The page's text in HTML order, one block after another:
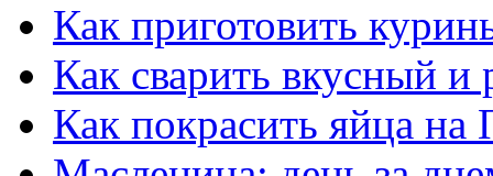
Как приготовить
Как сварить вкусный и
Как покрасить яйца на